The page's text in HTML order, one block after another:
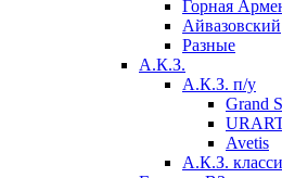
Горная
Айвазовский
Разные
А.К.З.
А.К.З. п/у
Grand
Avetis
А.К.З.